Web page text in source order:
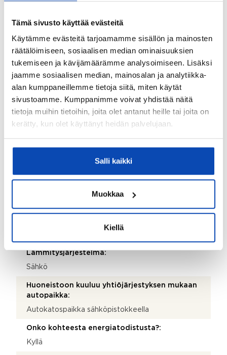
Tämä sivusto käyttää evästeitä
Käytämme evästeitä tarjoamamme sisällön ja mainosten
räätälöimiseen, sosiaalisen median ominaisuuksien
tukemiseen ja kävijämäärämme analysoimiseen. Lisäksi
jaamme sosiaalisen median, mainosalan ja analytiikka-
alan kumppaneillemme tietoja siitä, miten käytät
sivustoamme. Kumppanimme voivat yhdistää näitä
tietoja muihin tietoihin, joita olet antanut heille tai joita on
kerätty, kun olet käyttänyt heidän palvelujaan.
Salli kaikki
Muokkaa
Kiellä
Isännöitsijätoimisto:
Päivi Suomela, Isännöintikeskus Tammen Oy,
paivi.suomela@tammentalot.fi
Isännöitsijäntodistuksen päivämäärä:
Valmistumisvuosi:
2005
Lämmitysjärjestelmä:
Sähkö
Huoneistoon kuuluu yhtiöjärjestyksen mukaan
autopaikka:
Autokatospaikka sähköpistokkeella
Onko kohteesta energiatodistusta?:
Kyllä